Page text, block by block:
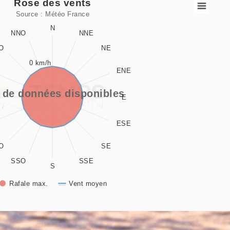
data series.
values. Data ranges from 0 to 337.5.
values. Data ranges from -0.5 to 0.5.
Rose des vents
Source : Météo France
de données disponibles
Rafale max. Vent moyen
N
NNE
NE
ENE
E
ESE
SE
SSE
S
SSO
NNO
0 km/h